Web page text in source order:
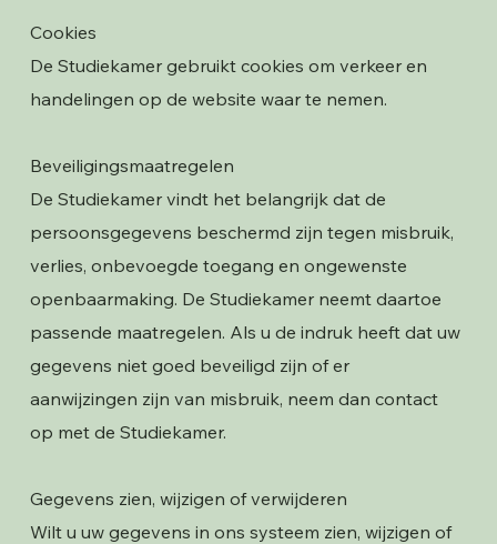
Cookies
De Studiekamer gebruikt cookies om verkeer en
handelingen op de website waar te nemen.
Beveiligingsmaatregelen
De Studiekamer vindt het belangrijk dat de
persoonsgegevens beschermd zijn tegen misbruik,
verlies, onbevoegde toegang en ongewenste
openbaarmaking. De Studiekamer neemt daartoe
passende maatregelen. Als u de indruk heeft dat uw
gegevens niet goed beveiligd zijn of er
aanwijzingen zijn van misbruik, neem dan contact
op met de Studiekamer.
Gegevens zien, wijzigen of verwijderen
Wilt u uw gegevens in ons systeem zien, wijzigen of